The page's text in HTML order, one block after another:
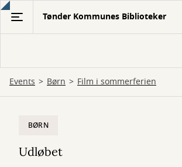
Gå
hovedindhold
Tønder Kommunes Biblioteker
Events Børn Film i sommerferien
BØRN
Udløbet